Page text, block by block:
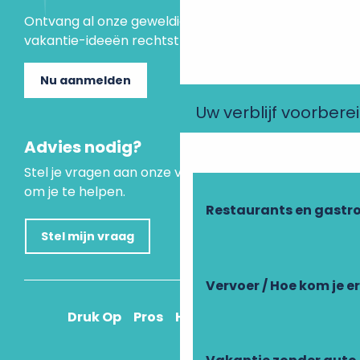
Uw verblijf
Restaurants en
Vervoer / Hoe kom je
Ontvang al onze geweldige aanbiedingen en
vakantie-ideeën rechtstreeks in je inbox.
Nu aanmelden
Advies nodig?
Stel je vragen aan onze virtuele assistent, die er is
om je te helpen.
Stel mijn vraag
Druk Op Pros Hoe kom ik daar?